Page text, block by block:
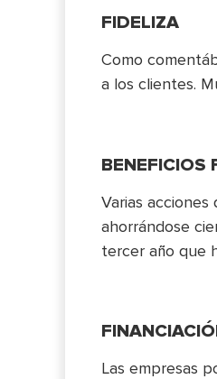
FIDELIZA
Como
a los clientes.
BENEFICIOS
Varias
ahorrándose
tercer año que
Las empresas